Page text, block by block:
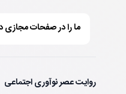
ما را در صفحات مجازی
روایت عصر نوآوری اجتماعی